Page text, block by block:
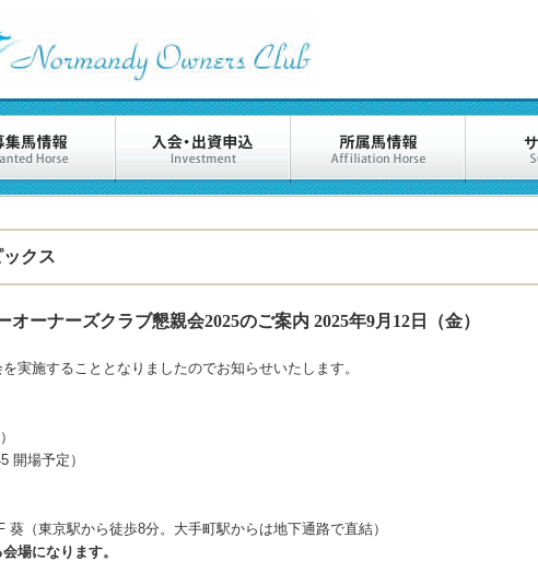
クス
オーナーズクラブ懇親会2025のご案内 2025年9月12日（金）
実施することとなりましたのでお知らせいたします。
開場予定）
葵（東京駅から徒歩8分。大手町駅からは地下通路で直結）
場になります。